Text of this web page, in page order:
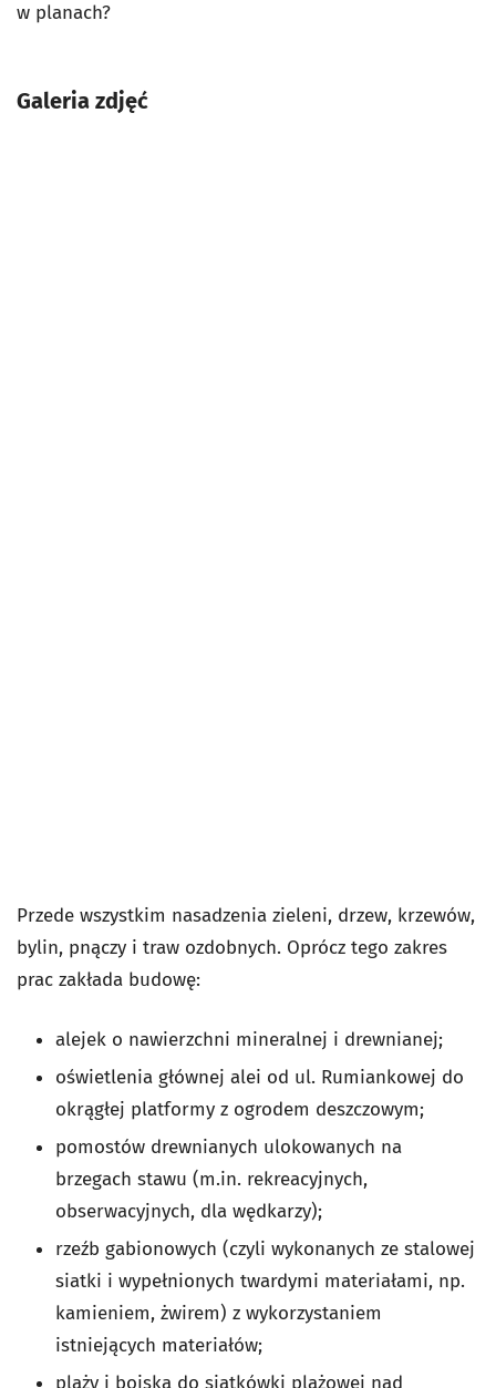
w planach?
Galeria zdjęć
Przede wszystkim nasadzenia zieleni, drzew, krzewów,
bylin, pnączy i traw ozdobnych. Oprócz tego zakres
prac zakłada budowę:
alejek o nawierzchni mineralnej i drewnianej;
oświetlenia głównej alei od ul. Rumiankowej do
okrągłej platformy z ogrodem deszczowym;
pomostów drewnianych ulokowanych na
brzegach stawu (m.in. rekreacyjnych,
obserwacyjnych, dla wędkarzy);
rzeźb gabionowych (czyli wykonanych ze stalowej
siatki i wypełnionych twardymi materiałami, np.
kamieniem, żwirem) z wykorzystaniem
istniejących materiałów;